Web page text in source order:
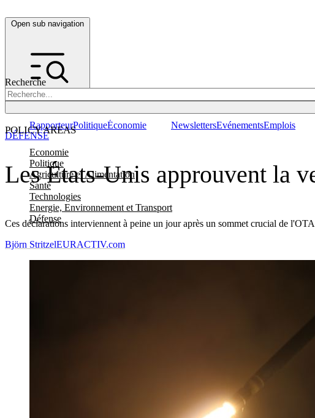
Open sub navigation
Recherche
POLICY AREAS
Economie
Politique
Agriculture et Alimentation
Santé
Technologies
Energie, Environnement et Transport
Défense
RapporteurPolitiqueÉconomie NewslettersEvénementsEmplois
Les États-Unis approuvent la
Ces déclarations interviennent à peine un jour après un sommet crucial de
DÉFENSE
Björn StritzelEURACTIV.com